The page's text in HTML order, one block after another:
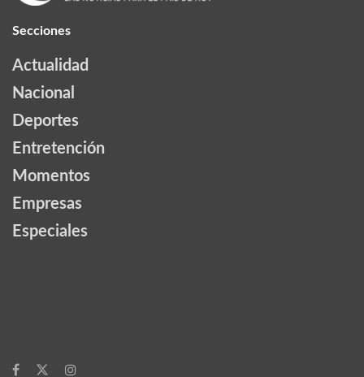
Secciones
Actualidad
Nacional
Deportes
Entretención
Momentos
Empresas
Especiales